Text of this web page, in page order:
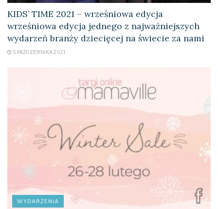
KIDS’ TIME 2021 – wrześniowa edycja
wrześniowa edycja jednego z najważniejszych
wydarzeń branży dziecięcej na świecie za nami
5 PAŹDZIERNIKA 2021
WYDARZENIA